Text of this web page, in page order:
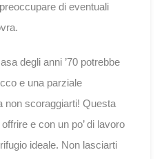
di eventuali
degli anni ’70 potrebbe
e una parziale
non scoraggiarti! Questa
e con un po’ di lavoro
ideale. Non lasciarti